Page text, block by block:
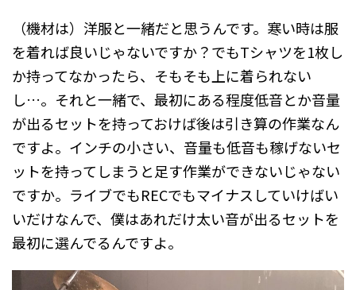
（機材は）洋服と一緒だと思うんです。寒い時は服
を着れば良いじゃないですか？でもTシャツを1枚し
か持ってなかったら、そもそも上に着られない
し…。それと一緒で、最初にある程度低音とか音量
が出るセットを持っておけば後は引き算の作業なん
ですよ。インチの小さい、音量も低音も稼げないセ
ットを持ってしまうと足す作業ができないじゃない
ですか。ライブでもRECでもマイナスしていけばい
いだけなんで、僕はあれだけ太い音が出るセットを
最初に選んでるんですよ。